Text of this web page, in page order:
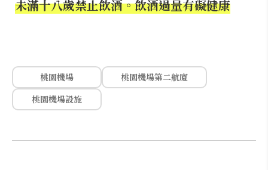
未滿十八歲禁止飲酒。飲酒過量有礙健康
桃園機場
桃園機場第二航廈
桃園機場設施